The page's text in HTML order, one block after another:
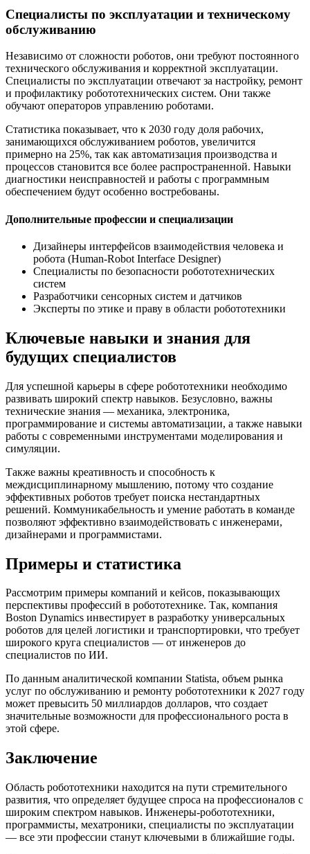
Специалисты по эксплуатации и техническому
обслуживанию
Независимо от сложности роботов, они требуют постоянного
технического обслуживания и корректной эксплуатации.
Специалисты по эксплуатации отвечают за настройку, ремонт
и профилактику робототехнических систем. Они также
обучают операторов управлению роботами.
Статистика показывает, что к 2030 году доля рабочих,
занимающихся обслуживанием роботов, увеличится
примерно на 25%, так как автоматизация производства и
процессов становится все более распространенной. Навыки
диагностики неисправностей и работы с программным
обеспечением будут особенно востребованы.
Дополнительные профессии и специализации
Дизайнеры интерфейсов взаимодействия человека и
робота (Human-Robot Interface Designer)
Специалисты по безопасности робототехнических
систем
Разработчики сенсорных систем и датчиков
Эксперты по этике и праву в области робототехники
Ключевые навыки и знания для
будущих специалистов
Для успешной карьеры в сфере робототехники необходимо
развивать широкий спектр навыков. Безусловно, важны
технические знания — механика, электроника,
программирование и системы автоматизации, а также навыки
работы с современными инструментами моделирования и
симуляции.
Также важны креативность и способность к
междисциплинарному мышлению, потому что создание
эффективных роботов требует поиска нестандартных
решений. Коммуникабельность и умение работать в команде
позволяют эффективно взаимодействовать с инженерами,
дизайнерами и программистами.
Примеры и статистика
Рассмотрим примеры компаний и кейсов, показывающих
перспективы профессий в робототехнике. Так, компания
Boston Dynamics инвестирует в разработку универсальных
роботов для целей логистики и транспортировки, что требует
широкого круга специалистов — от инженеров до
специалистов по ИИ.
По данным аналитической компании Statista, объем рынка
услуг по обслуживанию и ремонту робототехники к 2027 году
может превысить 50 миллиардов долларов, что создает
значительные возможности для профессионального роста в
этой сфере.
Заключение
Область робототехники находится на пути стремительного
развития, что определяет будущее спроса на профессионалов с
широким спектром навыков. Инженеры-робототехники,
программисты, мехатроники, специалисты по эксплуатации
— все эти профессии станут ключевыми в ближайшие годы.